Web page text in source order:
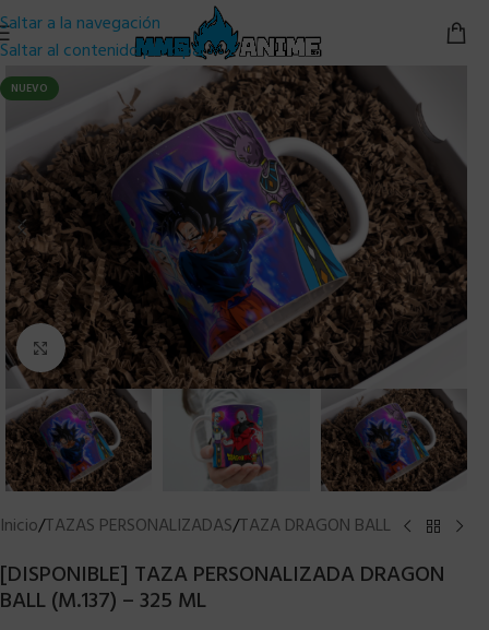
Saltar a la navegación
Saltar al contenido principal
NUEVO
Clic para ampliar
Inicio/TAZAS PERSONALIZADAS/TAZA DRAGON BALL
[DISPONIBLE] TAZA PERSONALIZADA DRAGON
BALL (M.137) – 325 ML